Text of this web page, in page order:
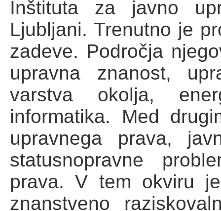
Inštituta za javno
Ljubljani. Trenutno je
zadeve. Področja
upravna znanost,
varstva okolja,
informatika. Med
upravnega prava,
statusnopravne
prava. V tem okviru
znanstveno